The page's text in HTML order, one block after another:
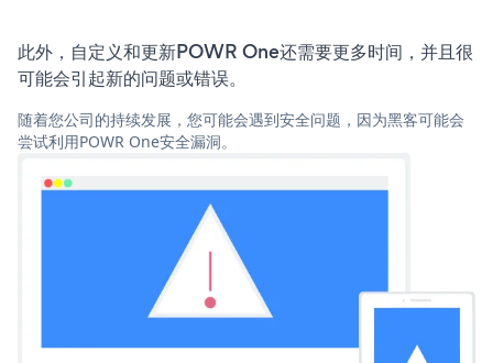
此外，自定义和更新POWR One还需要更多时间，并且很
可能会引起新的问题或错误。
随着您公司的持续发展，您可能会遇到安全问题，因为黑客可能会
尝试利用POWR One安全漏洞。